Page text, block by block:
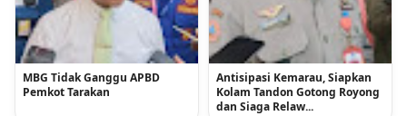
MBG Tidak Ganggu APBD
Pemkot Tarakan
Antisipasi Kemarau, Siapkan
Kolam Tandon Gotong Royong
dan Siaga Relaw...